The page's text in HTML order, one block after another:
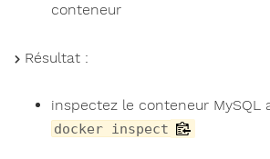
conteneur
Résultat :
inspectez le conteneur MySQL
docker inspect